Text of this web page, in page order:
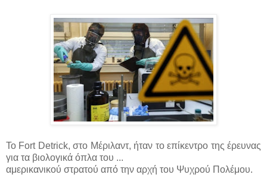
Το Fort Detrick, στο Μέριλαντ, ήταν το επίκεντρο της έρευνας
για τα βιολογικά όπλα του ...
αμερικανικού στρατού από την αρχή του Ψυχρού Πολέμου.